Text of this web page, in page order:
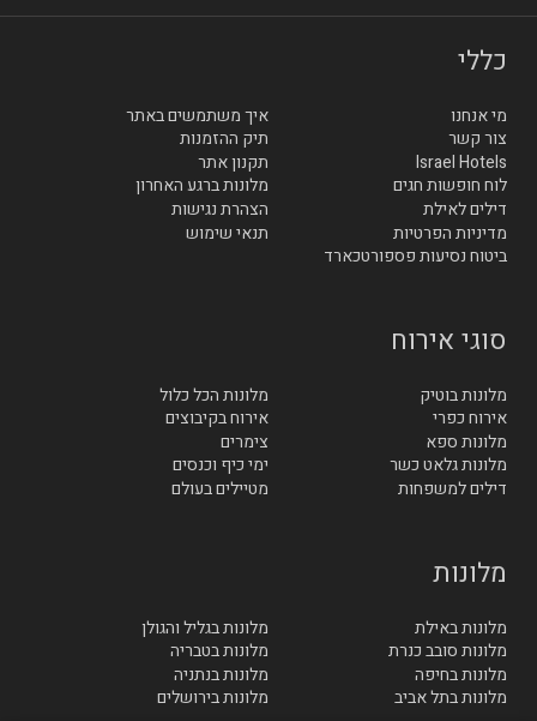
כללי
מי אנחנו
איך משתמשים באתר
צור קשר
תיק ההזמנות
Israel Hotels
תקנון אתר
לוח חופשות חגים
מלונות ברגע האחרון
דילים לאילת
הצהרת נגישות
מדיניות הפרטיות
תנאי שימוש
ביטוח נסיעות פספורטכארד
סוגי אירוח
מלונות בוטיק
מלונות הכל כלול
אירוח כפרי
אירוח בקיבוצים
מלונות ספא
צימרים
מלונות גלאט כשר
ימי כיף וכנסים
דילים למשפחות
מטיילים בעולם
מלונות
מלונות באילת
מלונות בגליל והגולן
מלונות סובב כנרת
מלונות בטבריה
מלונות בחיפה
מלונות בנתניה
מלונות בתל אביב
מלונות בירושלים